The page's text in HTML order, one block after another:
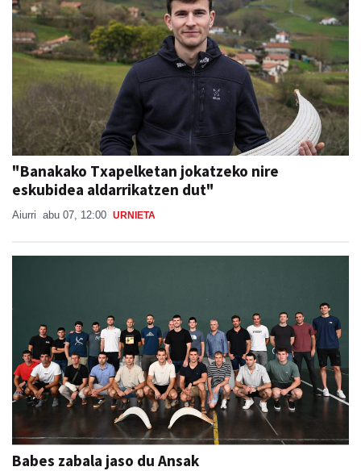
"Banakako Txapelketan jokatzeko nire
eskubidea aldarrikatzen dut"
Aiurri abu 07, 12:00 URNIETA
Babes zabala jaso du Ansak